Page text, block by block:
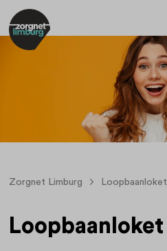
Zorgnet Limburg Loopbaanloket
Loopbaanloket